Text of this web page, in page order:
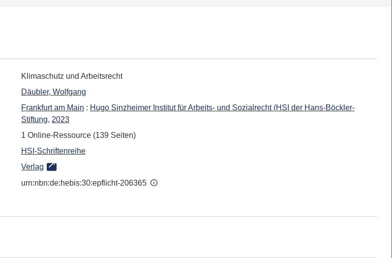
Klimaschutz und Arbeitsrecht
Däubler, Wolfgang
Frankfurt am Main : Hugo Sinzheimer Institut für Arbeits- und Sozialrecht (HSI der Hans-Böckler-
Stiftung, 2023
1 Online-Ressource (139 Seiten)
HSI-Schriftenreihe
Verlag
urn:nbn:de:hebis:30:epflicht-206365